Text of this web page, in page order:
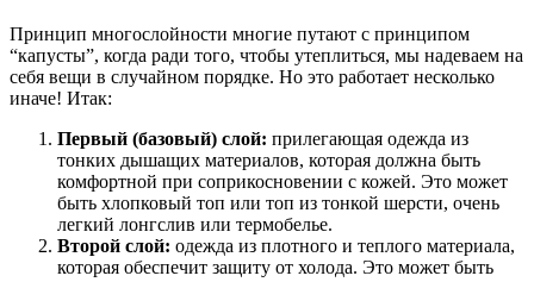
Принцип многослойности многие путают с принципом
“капусты”, когда ради того, чтобы утеплиться, мы надеваем на
себя вещи в случайном порядке. Но это работает несколько
иначе! Итак:
Первый (базовый) слой: прилегающая одежда из
тонких дышащих материалов, которая должна быть
комфортной при соприкосновении с кожей. Это может
быть хлопковый топ или топ из тонкой шерсти, очень
легкий лонгслив или термобелье.
Второй слой: одежда из плотного и теплого материала,
которая обеспечит защиту от холода. Это может быть